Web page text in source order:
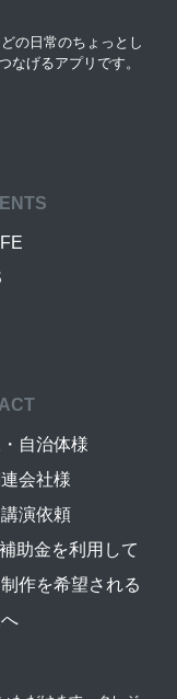
の日常のちょっとし
なげるアプリです。
自治体様
会社様
演依頼
助金を利用して
作を希望される